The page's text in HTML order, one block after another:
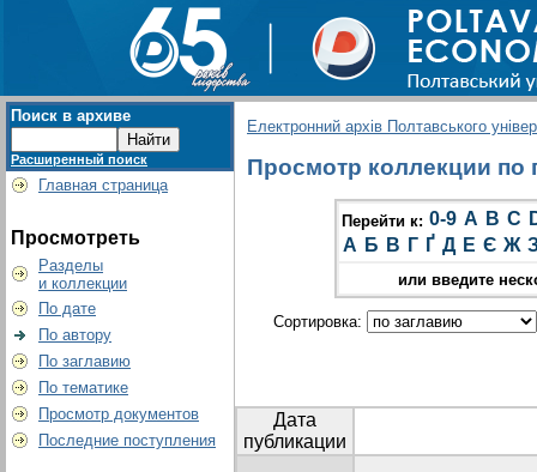
Поиск в архиве
Расширенный поиск
Главная страница
Просмотреть
Разделы
и коллекции
По дате
По автору
По заглавию
По тематике
Просмотр документов
Последние поступления
Електронний архів Полтавського
Просмотр коллекции по
Перейти к: 0-9 A B C
А Б В Г Ґ Д Е Є Ж
или введите
Сортировка:
Дата
публикации